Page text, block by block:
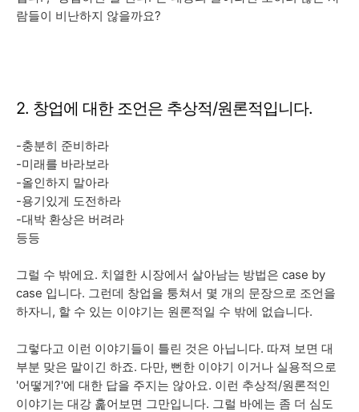
람들이 비난하지 않을까요?
2. 창업에 대한 조언은 추상적/원론적입니다.
-충분히 준비하라
-미래를 바라보라
-올인하지 말아라
-용기있게 도전하라
-대박 환상은 버려라
등등
그럴 수 밖에요. 치열한 시장에서 살아남는 방법은 case by
case 입니다. 그런데 창업을 퉁쳐서 몇 개의 문장으로 조언을
하자니, 할 수 있는 이야기는 원론적일 수 밖에 없습니다.
그렇다고 이런 이야기들이 틀린 것은 아닙니다. 따져 보면 대
부분 맞은 말이긴 하죠. 다만, 뻔한 이야기 이거나 실용적으로
'어떻게?'에 대한 답을 주지는 않아요. 이런 추상적/원론적인
이야기는 대강 훑어보면 그만입니다. 그럴 바에는 좀 더 심도